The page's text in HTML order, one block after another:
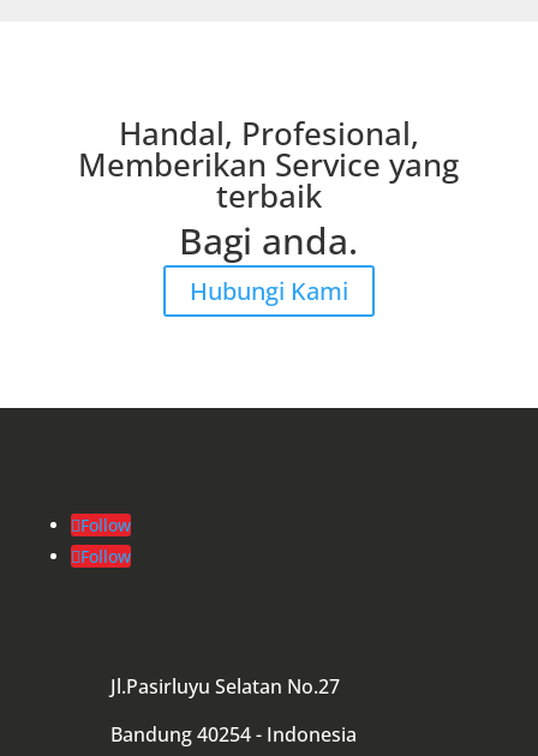
Handal, Profesional,
Memberikan Service yang
terbaik
Bagi anda.
Hubungi Kami
Follow
Follow
Jl.Pasirluyu Selatan No.27
Bandung 40254 - Indonesia